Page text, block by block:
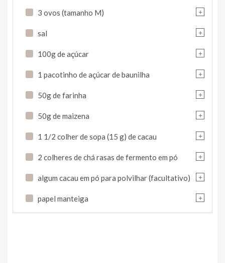
+
3 ovos (tamanho M)
+
sal
+
100g de açúcar
+
1 pacotinho de açúcar de baunilha
+
50g de farinha
+
50g de maizena
+
1 1/2 colher de sopa (15 g) de cacau
+
2 colheres de chá rasas de fermento em pó
+
algum cacau em pó para polvilhar (facultativo)
+
papel manteiga